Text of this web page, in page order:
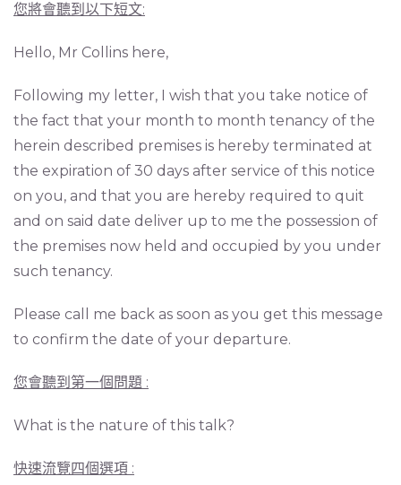
您將會聽到以下短文:
Hello, Mr Collins here,
Following my letter, I wish that you take notice of
the fact that your month to month tenancy of the
herein described premises is hereby terminated at
the expiration of 30 days after service of this notice
on you, and that you are hereby required to quit
and on said date deliver up to me the possession of
the premises now held and occupied by you under
such tenancy.
Please call me back as soon as you get this message
to confirm the date of your departure.
您會聽到第一個問題 :
What is the nature of this talk?
快速流覽四個選項 :